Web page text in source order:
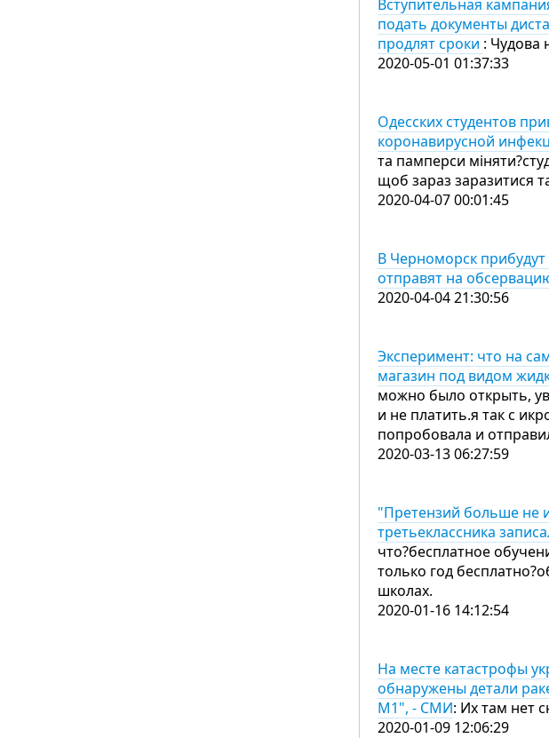
Вступительная
подать документы
продлят сроки : Чудова
2020-05-01 01:37:33
Одесских студентов
коронавирусной
та памперси
щоб зараз заразитися
2020-04-07 00:01:45
В Черноморск
отправят на
2020-04-04 21:30:56
Эксперимент: что на
магазин под видом
можно было открыть,
и не платить.я так с
попробовала и
2020-03-13 06:27:59
"Претензий больше не
третьеклассника
что?бесплатное
только год
школах.
2020-01-16 14:12:54
На месте катастрофы
обнаружены детали
М1", - СМИ: Их там нет
2020-01-09 12:06:29